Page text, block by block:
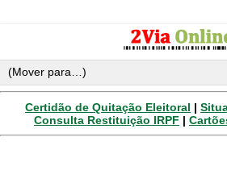
Certidão de Quitação Eleitoral |
Consulta Restituição IRPF |